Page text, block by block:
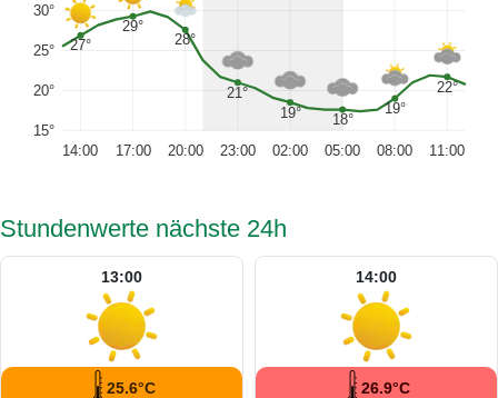
15°
20°
25°
30°
27°
29°
28°
21°
19°
18°
19°
22°
14:00 17:00 20:00 23:00 02:00 05:00 08:00 11:00
Stundenwerte nächste 24h
13:00
25.6°C
14:00
26.9°C